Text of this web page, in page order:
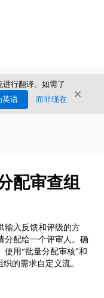
行翻译。如需了
英语 而非现在 关闭
配审查组
输入反馈和评级的方
分配给一个评审人。确
用“批量分配审核”和
的需求自定义流。